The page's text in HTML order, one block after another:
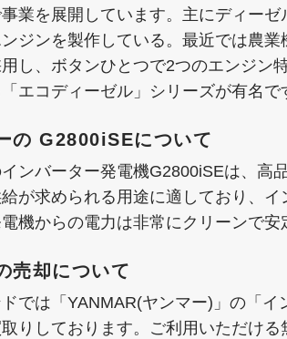
業を展開しています。主にディー
ジンを製作している。最近では農
し、ボタンひとつで2つのエンジン
エコディーゼル」シリーズが有名で
の G2800iSEについて
ンバーター発電機G2800iSEは、高
給が求められる用途に適しており、
機からの電力は非常にクリーンで
売却について
では「YANMAR(ヤンマー)」の「
りしております。ご利用いただけ